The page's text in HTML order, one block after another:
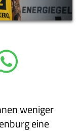
weniger
eine